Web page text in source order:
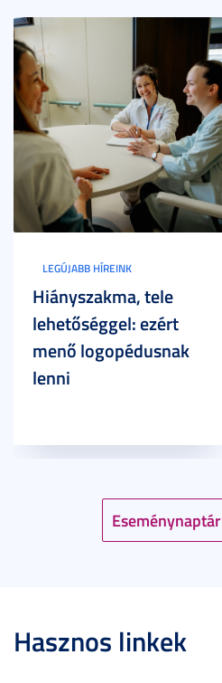
Eseménynaptár
LEGÚJABB HÍREINK
Hiányszakma, tele
lehetőséggel: ezért
menő logopédusnak
lenni
Hasznos linkek